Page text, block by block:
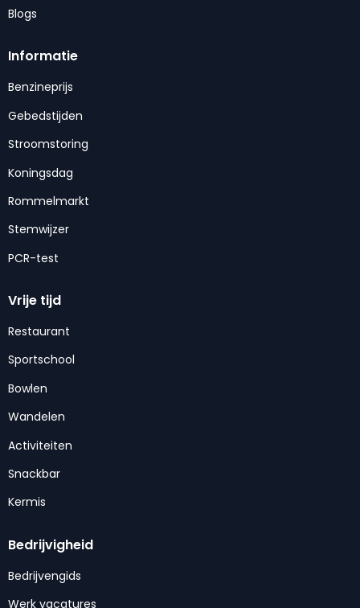
Blogs
Informatie
Benzineprijs
Gebedstijden
Stroomstoring
Koningsdag
Rommelmarkt
Stemwijzer
PCR-test
Vrije tijd
Restaurant
Sportschool
Bowlen
Wandelen
Activiteiten
Snackbar
Kermis
Bedrijvigheid
Bedrijvengids
Werk vacatures